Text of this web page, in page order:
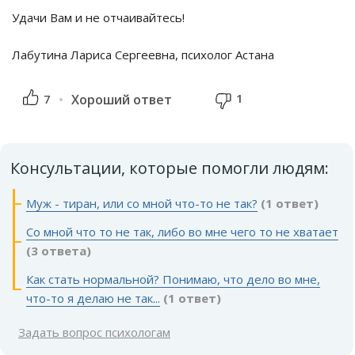
Удачи Вам и не отчаивайтесь!
Лабутина Лариса Сергеевна, психолог Астана
7 Хороший ответ 1
Консультации, которые помогли людям:
Муж - тиран, или со мной что-то не так? (1 ответ)
Со мной что то не так, либо во мне чего то не хватает
(3 ответа)
Как стать нормальной? Понимаю, что дело во мне,
что-то я делаю не так... (1 ответ)
Задать вопрос психологам